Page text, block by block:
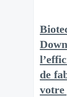
de
votre